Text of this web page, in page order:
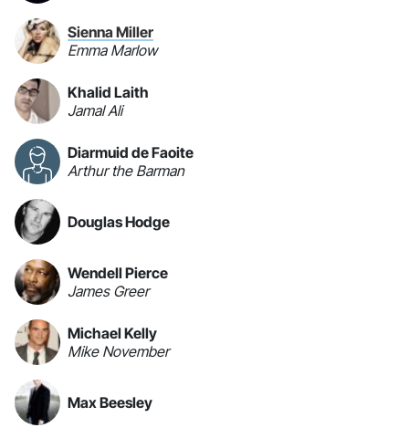
Sienna Miller
Emma Marlow
Khalid Laith
Jamal Ali
Diarmuid de Faoite
Arthur the Barman
Douglas Hodge
Wendell Pierce
James Greer
Michael Kelly
Mike November
Max Beesley